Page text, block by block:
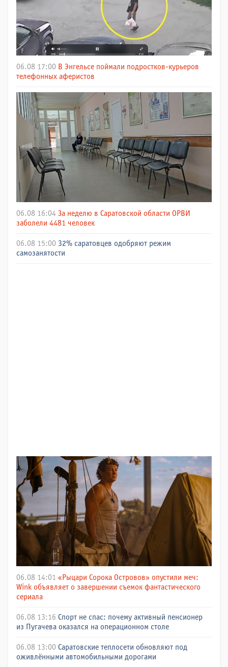
06.08 17:00 В Энгельсе поймали подростков-курьеров
телефонных аферистов
06.08 16:04 За неделю в Саратовской области ОРВИ
заболели 4481 человек
06.08 15:00 32% саратовцев одобряют режим
самозанятости
06.08 14:01 «Рыцари Сорока Островов» опустили меч:
Wink объявляет о завершении съемок фантастического
сериала
06.08 13:16 Спорт не спас: почему активный пенсионер
из Пугачева оказался на операционном столе
06.08 13:00 Саратовские теплосети обновляют под
оживлёнными автомобильными дорогами